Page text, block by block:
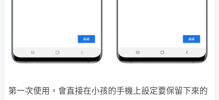
第一次使用，會直接在小孩的手機上設定要保留下來的